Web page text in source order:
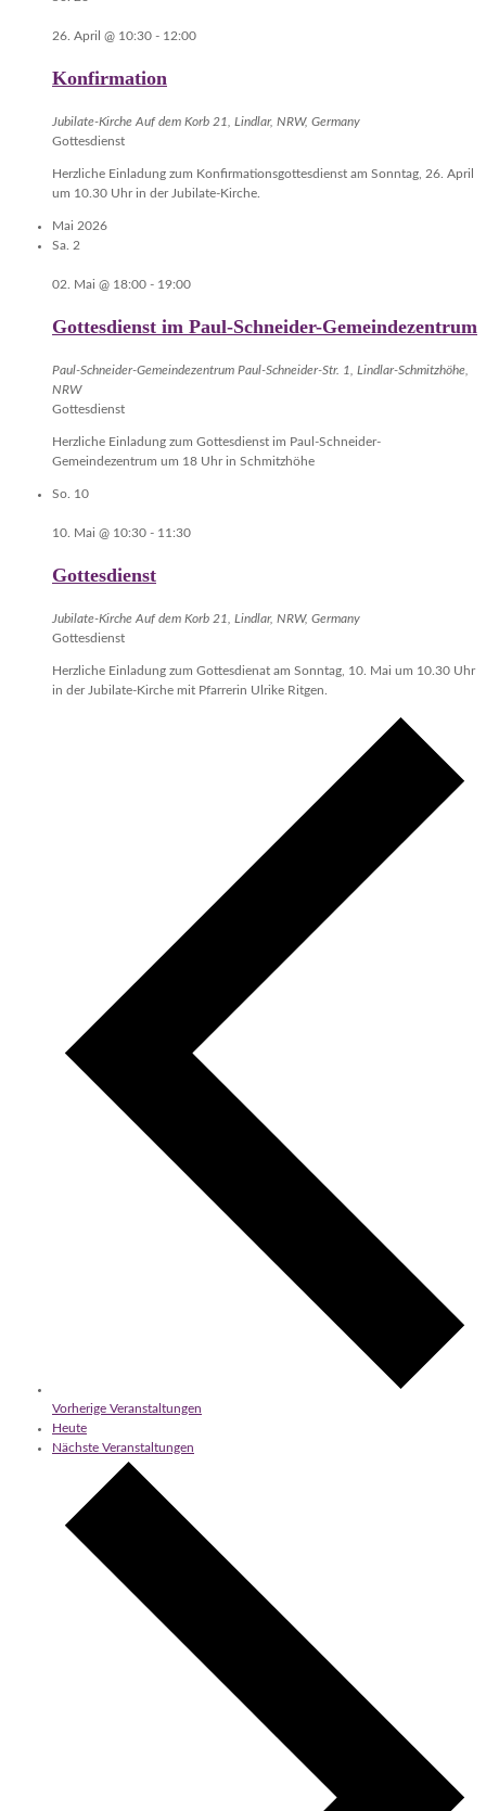
26. April @ 10:30 - 12:00
Konfirmation
Jubilate-Kirche Auf dem Korb 21, Lindlar, NRW, Germany
Gottesdienst
Herzliche Einladung zum Konfirmationsgottesdienst am Sonntag, 26. April
um 10.30 Uhr in der Jubilate-Kirche.
Mai 2026
Sa. 2
02. Mai @ 18:00 - 19:00
Gottesdienst im Paul-Schneider-Gemeindezentrum
Paul-Schneider-Gemeindezentrum Paul-Schneider-Str. 1, Lindlar-Schmitzhöhe,
NRW
Gottesdienst
Herzliche Einladung zum Gottesdienst im Paul-Schneider-
Gemeindezentrum um 18 Uhr in Schmitzhöhe
So. 10
10. Mai @ 10:30 - 11:30
Gottesdienst
Jubilate-Kirche Auf dem Korb 21, Lindlar, NRW, Germany
Gottesdienst
Herzliche Einladung zum Gottesdienat am Sonntag, 10. Mai um 10.30 Uhr
in der Jubilate-Kirche mit Pfarrerin Ulrike Ritgen.
Vorherige Veranstaltungen
Heute
Nächste Veranstaltungen